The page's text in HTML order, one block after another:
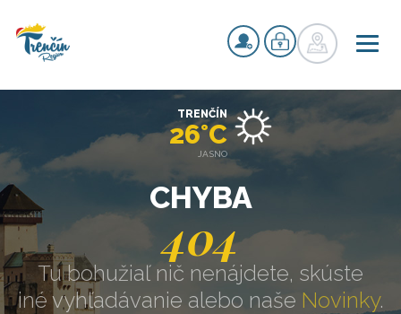
CHYBA
404
Tu bohužiaľ nič nenájdete, skúste
iné vyhľadávanie alebo naše Novinky.
TRENČÍN
26°C
JASNO